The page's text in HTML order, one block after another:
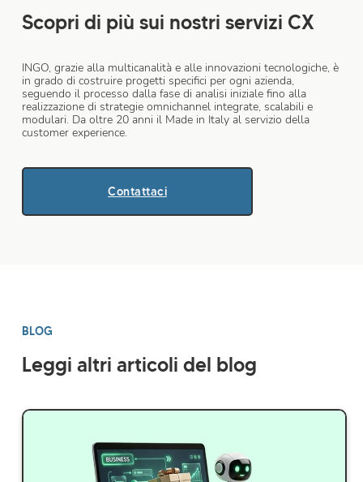
Scopri di più sui nostri servizi CX
INGO, grazie alla multicanalità e alle innovazioni tecnologiche, è
in grado di costruire progetti specifici per ogni azienda,
seguendo il processo dalla fase di analisi iniziale fino alla
realizzazione di strategie omnichannel integrate, scalabili e
modulari. Da oltre 20 anni il Made in Italy al servizio della
customer experience.
Contattaci
BLOG
Leggi altri articoli del blog